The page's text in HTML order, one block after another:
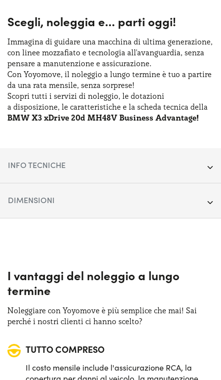
Scegli, noleggia e… parti oggi!
Immagina di guidare una macchina di ultima generazione,
con linee mozzafiato e tecnologia all'avanguardia, senza
pensare a manutenzione e assicurazione.
Con Yoyomove, il noleggio a lungo termine è tuo a partire
da una rata mensile, senza sorprese!
Scopri tutti i servizi di noleggio, le dotazioni
a disposizione, le caratteristiche e la scheda tecnica della
BMW X3 xDrive 20d MH48V Business Advantage!
INFO TECNICHE
Alimentazione:Diesel
Cambio: Automatico
Posti auto:5
Potenza:190 CV
DIMENSIONI
Altezza: 1868 cm
Bagagliaio (max):
Bagagliaio (min): 550 lt
I vantaggi del noleggio a lungo
termine
Noleggiare con Yoyomove è più semplice che mai! Sai
perché i nostri clienti ci hanno scelto?
TUTTO COMPRESO
Il costo mensile include l'assicurazione RCA, la